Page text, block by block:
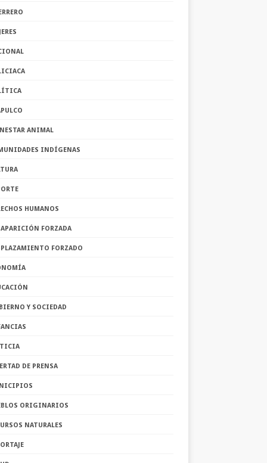
ANIMAL
INDÍGENAS
HUMANOS
FORZADA
FORZADO
Y SOCIEDAD
DE PRENSA
ORIGINARIOS
NATURALES